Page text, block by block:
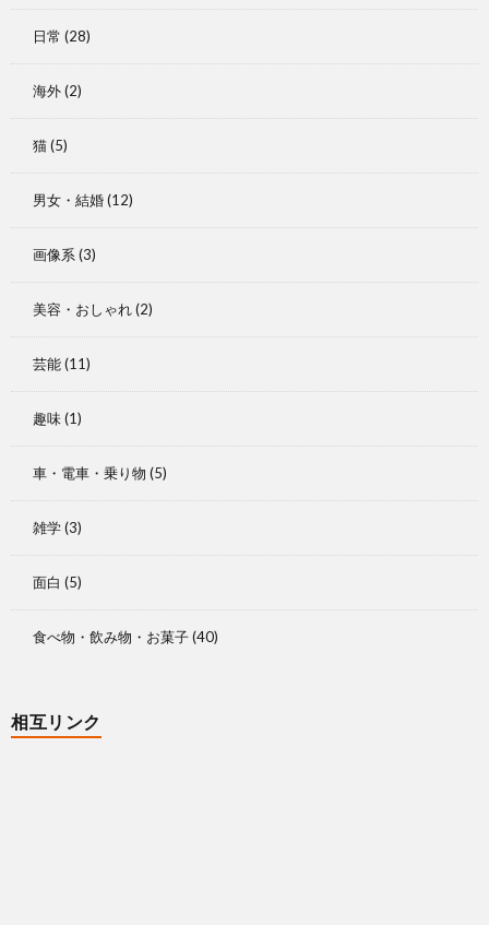
日常 (28)
海外(2)
猫(5)
男女・結婚(12)
画像系 (3)
美容・おしゃれ(2)
芸能(11)
趣味(1)
車・電車・乗り物 (5)
雑学(3)
面白 (5)
食べ物・飲み物・お菓子(40)
相互リンク